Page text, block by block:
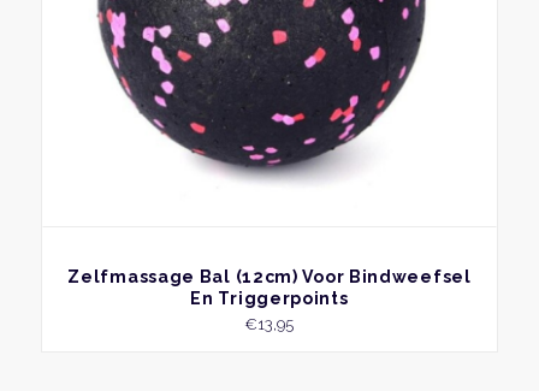
BEKIJK
Zelfmassage Bal (12cm) Voor Bindweefsel
En Triggerpoints
€13,95